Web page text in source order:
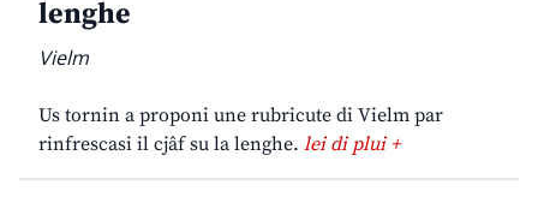
lenghe
Vielm
Us tornin a proponi une rubricute di Vielm par
rinfrescasi il cjâf su la lenghe. lei di plui +